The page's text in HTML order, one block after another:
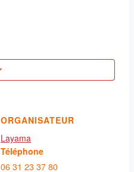
ORGANISATEUR
Layama
Téléphone
06 31 23 37 80